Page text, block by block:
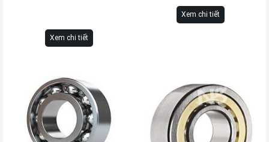
Xem chi tiết
Xem chi tiết